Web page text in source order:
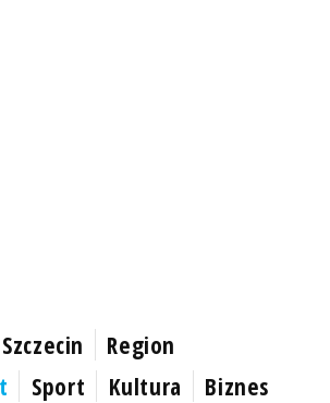
Szczecin
Region
Sport Kultura
Biznes